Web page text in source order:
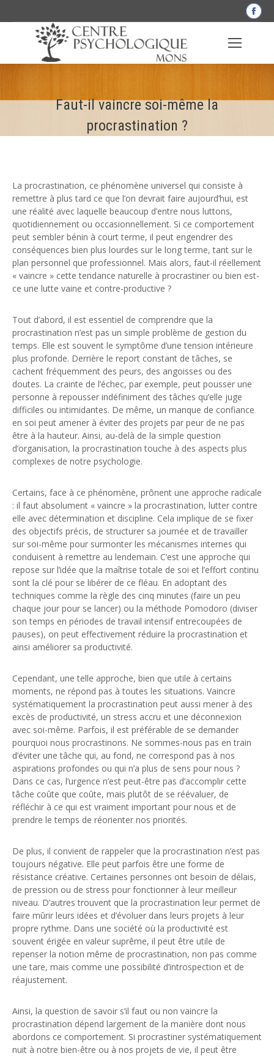
La
Faut-il vaincre soi-même la
procrastination ?
La procrastination, ce phénomène universel qui consiste à
remettre à plus tard ce que l’on devrait faire aujourd’hui, est
une réalité avec laquelle beaucoup d’entre nous luttons,
quotidiennement ou occasionnellement. Si ce comportement
peut sembler bénin à court terme, il peut engendrer des
conséquences bien plus lourdes sur le long terme, tant sur le
plan personnel que professionnel. Mais alors, faut-il réellement
« vaincre » cette tendance naturelle à procrastiner ou bien est-
ce une lutte vaine et contre-productive ?
Tout d’abord, il est essentiel de comprendre que la
procrastination n’est pas un simple problème de gestion du
temps. Elle est souvent le symptôme d’une tension intérieure
plus profonde. Derrière le report constant de tâches, se
cachent fréquemment des peurs, des angoisses ou des
doutes. La crainte de l’échec, par exemple, peut pousser une
personne à repousser indéfiniment des tâches qu’elle juge
difficiles ou intimidantes. De même, un manque de confiance
en soi peut amener à éviter des projets par peur de ne pas
être à la hauteur. Ainsi, au-delà de la simple question
d’organisation, la procrastination touche à des aspects plus
complexes de notre psychologie.
Certains, face à ce phénomène, prônent une approche radicale
: il faut absolument « vaincre » la procrastination, lutter contre
elle avec détermination et discipline. Cela implique de se fixer
des objectifs précis, de structurer sa journée et de travailler
sur soi-même pour surmonter les mécanismes internes qui
conduisent à remettre au lendemain. C’est une approche qui
repose sur l’idée que la maîtrise totale de soi et l’effort continu
sont la clé pour se libérer de ce fléau. En adoptant des
techniques comme la règle des cinq minutes (faire un peu
chaque jour pour se lancer) ou la méthode Pomodoro (diviser
son temps en périodes de travail intensif entrecoupées de
pauses), on peut effectivement réduire la procrastination et
ainsi améliorer sa productivité.
Cependant, une telle approche, bien que utile à certains
moments, ne répond pas à toutes les situations. Vaincre
systématiquement la procrastination peut aussi mener à des
excès de productivité, un stress accru et une déconnexion
avec soi-même. Parfois, il est préférable de se demander
pourquoi nous procrastinons. Ne sommes-nous pas en train
d’éviter une tâche qui, au fond, ne correspond pas à nos
aspirations profondes ou qui n’a plus de sens pour nous ?
Dans ce cas, l’urgence n’est peut-être pas d’accomplir cette
tâche coûte que coûte, mais plutôt de se réévaluer, de
réfléchir à ce qui est vraiment important pour nous et de
prendre le temps de réorienter nos priorités.
De plus, il convient de rappeler que la procrastination n’est pas
toujours négative. Elle peut parfois être une forme de
résistance créative. Certaines personnes ont besoin de délais,
de pression ou de stress pour fonctionner à leur meilleur
niveau. D’autres trouvent que la procrastination leur permet de
faire mûrir leurs idées et d’évoluer dans leurs projets à leur
propre rythme. Dans une société où la productivité est
souvent érigée en valeur suprême, il peut être utile de
repenser la notion même de procrastination, non pas comme
une tare, mais comme une possibilité d’introspection et de
réajustement.
Ainsi, la question de savoir s’il faut ou non vaincre la
procrastination dépend largement de la manière dont nous
abordons ce comportement. Si procrastiner systématiquement
nuit à notre bien-être ou à nos projets de vie, il peut être